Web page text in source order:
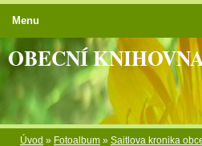
OBECNÍ
Úvod » Fotoalbum » Saitlova kronika
Menu